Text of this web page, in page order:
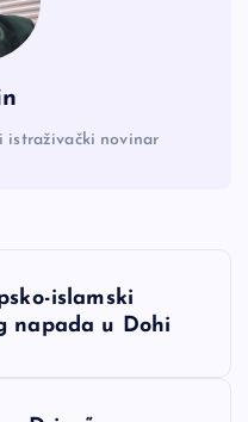
istraživački novinar
islamski
napada u Dohi